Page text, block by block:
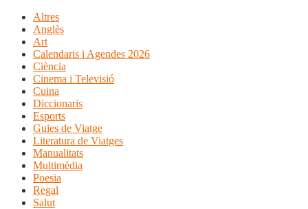
Altres
Anglès
Art
Calendaris i Agendes 2026
Ciència
Cinema i Televisió
Cuina
Diccionaris
Esports
Guies de Viatge
Literatura de Viatges
Manualitats
Multimèdia
Poesia
Regal
Salut